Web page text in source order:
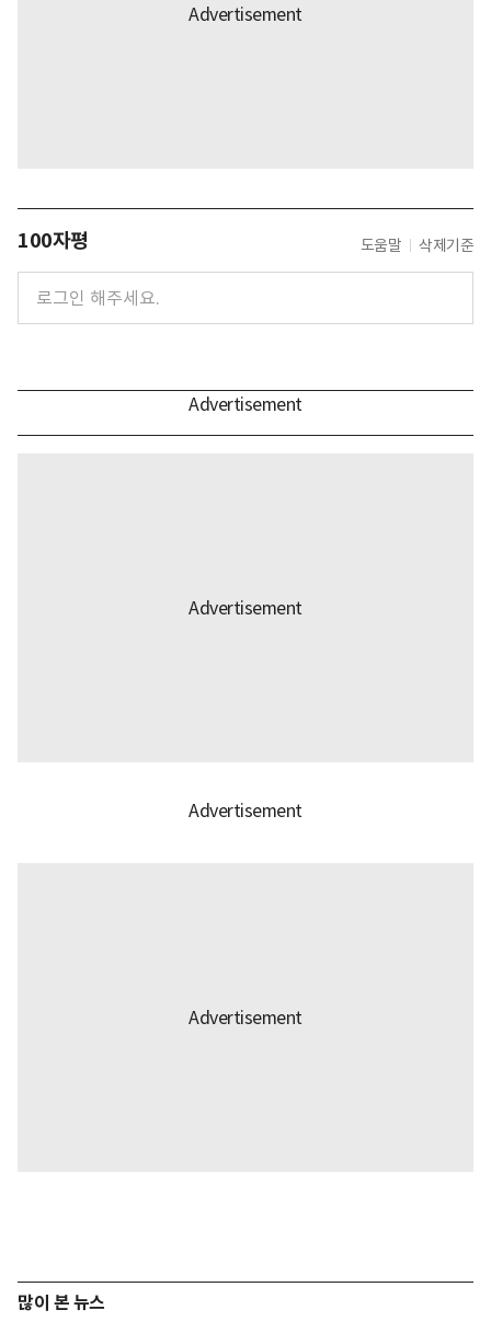
100자평 도움말 삭제기준
많이 본 뉴스